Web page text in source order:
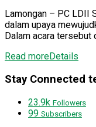
Lamongan – PC LDII
dalam upaya
Dalam acara tersebut
Read moreDetails
Stay Connected
23.9k Followers
99 Subscribers